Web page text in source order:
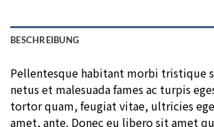
BESCHREIBUNG
Pellentesque habitant morbi tristique
netus et malesuada fames ac turpis
tortor quam, feugiat vitae, ultricies
amet, ante. Donec eu libero sit amet